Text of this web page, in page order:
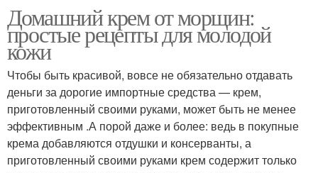
Домашний крем от морщин:
простые рецепты для молодой
кожи
Чтобы быть красивой, вовсе не обязательно отдавать
деньги за дорогие импортные средства — крем,
приготовленный своими руками, может быть не менее
эффективным .А порой даже и более: ведь в покупные
крема добавляются отдушки и консерванты, а
приготовленный своими руками крем содержит только